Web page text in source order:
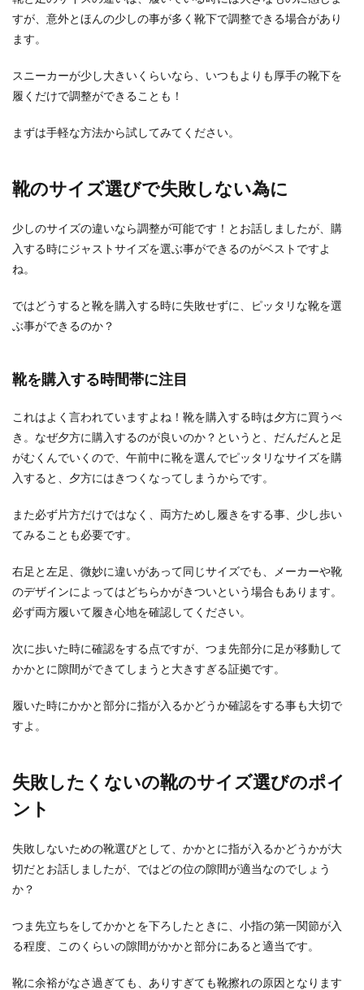
写真立てを可愛くアレンジ！手作りで
られるように写真立てに飾っている方も多いと思
います。そん...
て行くときの注意点と対処法
家に赤ちゃんを連れて帰省しようか、悩んでいる
ママもいるの...
注文住宅を決める際、意外と盲点なのが階段幅で
ユニットバスの使い方を解説。ホテル
タイツや洋服に出来る対策
ね。 タイツを履くと、スカートやズボンが足にピ
運転免許の更新は時間どれくらいかか
運転免許の更新に時間どれくらいかかるものなの
でしょうか？ 運転免許の更新の流れとは？運転免
許の...
すが、意外とほんの少しの事が多く靴下で調整できる場合があり
ます。
スニーカーが少し大きいくらいなら、いつもよりも厚手の靴下を
履くだけで調整ができることも！
まずは手軽な方法から試してみてください。
靴のサイズ選びで失敗しない為に
少しのサイズの違いなら調整が可能です！とお話しましたが、購
入する時にジャストサイズを選ぶ事ができるのがベストですよ
ね。
ではどうすると靴を購入する時に失敗せずに、ピッタリな靴を選
ぶ事ができるのか？
靴を購入する時間帯に注目
これはよく言われていますよね！靴を購入する時は夕方に買うべ
き。なぜ夕方に購入するのが良いのか？というと、だんだんと足
がむくんでいくので、午前中に靴を選んでピッタリなサイズを購
入すると、夕方にはきつくなってしまうからです。
また必ず片方だけではなく、両方ためし履きをする事、少し歩い
てみることも必要です。
右足と左足、微妙に違いがあって同じサイズでも、メーカーや靴
のデザインによってはどちらかがきついという場合もあります。
必ず両方履いて履き心地を確認してください。
次に歩いた時に確認をする点ですが、つま先部分に足が移動して
かかとに隙間ができてしまうと大きすぎる証拠です。
履いた時にかかと部分に指が入るかどうか確認をする事も大切で
すよ。
失敗したくないの靴のサイズ選びのポイ
ント
失敗しないための靴選びとして、かかとに指が入るかどうかが大
切だとお話しましたが、ではどの位の隙間が適当なのでしょう
か？
つま先立ちをしてかかとを下ろしたときに、小指の第一関節が入
る程度、このくらいの隙間がかかと部分にあると適当です。
靴に余裕がなさ過ぎても、ありすぎても靴擦れの原因となります